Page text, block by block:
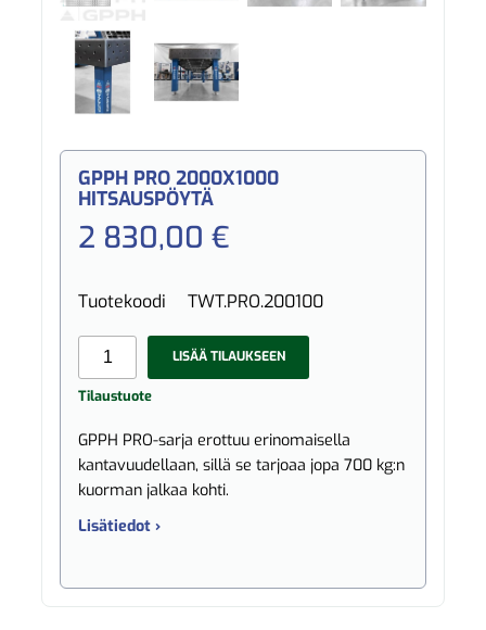
GPPH PRO 2000X1000
HITSAUSPÖYTÄ
2 830,00 €
Tuotekoodi TWT.PRO.200100
LISÄÄ TILAUKSEEN
Tilaustuote
GPPH PRO-sarja erottuu erinomaisella
kantavuudellaan, sillä se tarjoaa jopa 700 kg:n
kuorman jalkaa kohti.
Lisätiedot ›